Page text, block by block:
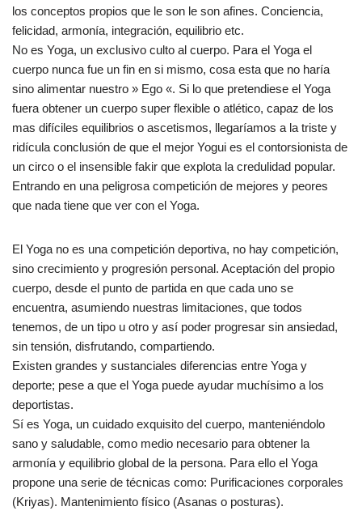
los conceptos propios que le son le son afines. Conciencia,
felicidad, armonía, integración, equilibrio etc.
No es Yoga, un exclusivo culto al cuerpo. Para el Yoga el
cuerpo nunca fue un fin en si mismo, cosa esta que no haría
sino alimentar nuestro » Ego «. Si lo que pretendiese el Yoga
fuera obtener un cuerpo super flexible o atlético, capaz de los
mas difíciles equilibrios o ascetismos, llegaríamos a la triste y
ridícula conclusión de que el mejor Yogui es el contorsionista de
un circo o el insensible fakir que explota la credulidad popular.
Entrando en una peligrosa competición de mejores y peores
que nada tiene que ver con el Yoga.
El Yoga no es una competición deportiva, no hay competición,
sino crecimiento y progresión personal. Aceptación del propio
cuerpo, desde el punto de partida en que cada uno se
encuentra, asumiendo nuestras limitaciones, que todos
tenemos, de un tipo u otro y así poder progresar sin ansiedad,
sin tensión, disfrutando, compartiendo.
Existen grandes y sustanciales diferencias entre Yoga y
deporte; pese a que el Yoga puede ayudar muchísimo a los
deportistas.
Sí es Yoga, un cuidado exquisito del cuerpo, manteniéndolo
sano y saludable, como medio necesario para obtener la
armonía y equilibrio global de la persona. Para ello el Yoga
propone una serie de técnicas como: Purificaciones corporales
(Kriyas). Mantenimiento físico (Asanas o posturas).